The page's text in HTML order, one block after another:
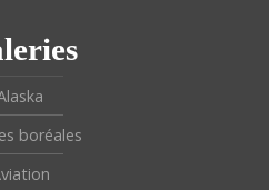
boréales